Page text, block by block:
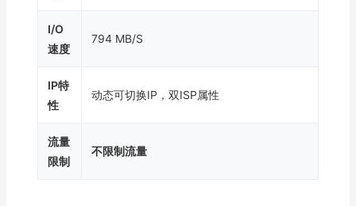
I/O
速度
794 MB/S
IP特
性
动态可切换IP，双ISP属性
流量
限制
不限制流量